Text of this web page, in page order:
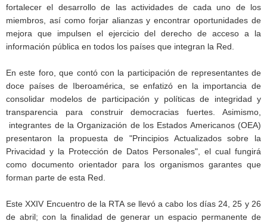
fortalecer el desarrollo de las actividades de cada uno de los
miembros, así como forjar alianzas y encontrar oportunidades de
mejora que impulsen el ejercicio del derecho de acceso a la
información pública en todos los países que integran la Red.
En este foro, que contó con la participación de representantes de
doce países de Iberoamérica, se enfatizó en la importancia de
consolidar modelos de participación y políticas de integridad y
transparencia para construir democracias fuertes. Asimismo,
integrantes de la Organización de los Estados Americanos (OEA)
presentaron la propuesta de "Principios Actualizados sobre la
Privacidad y la Protección de Datos Personales", el cual fungirá
como documento orientador para los organismos garantes que
forman parte de esta Red.
Este XXIV Encuentro de la RTA se llevó a cabo los días 24, 25 y 26
de abril; con la finalidad de generar un espacio permanente de